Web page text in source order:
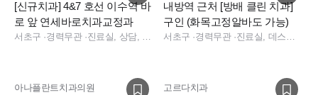
[신규치과] 4&7 호선 이수역 바
로 앞 연세바로치과교정과
서초구 ·경력무관· 진료실, 상담, 실장, 총괄실장, 경영지원
내방역 근처 [방배 클린 치과]
구인 (화목고정알바도 가능)
서초구 ·경력무관· 진료실, 데스크, 보험청구, 상담, 진료실
아나플란트치과의원 고르다치과